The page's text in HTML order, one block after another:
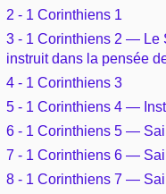
Outils
Paramètres
Études et commentaires
Versets Classés
Lecture Journalière
Prophétie
Édification
Commentaires journaliers
COURS Bibliques -
Pour débuter
Sujets de A à Z
Ouvrages de A à Z
Auteurs de A à Z
Rechercher dans la
Sommaires
2 - 1 Corinthiens 1
3 - 1 Corinthiens 2 — Le
instruit dans la pensée
4 - 1 Corinthiens 3
5 - 1 Corinthiens 4 —
6 - 1 Corinthiens 5 —
7 - 1 Corinthiens 6 —
8 - 1 Corinthiens 7 —